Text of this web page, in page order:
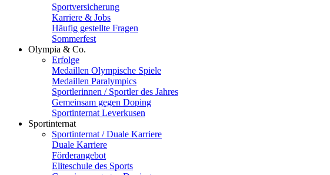
Sportversicherung
Karriere & Jobs
Häufig gestellte Fragen
Sommerfest
Olympia & Co.
Erfolge
Medaillen Olympische Spiele
Medaillen Paralympics
Sportlerinnen / Sportler des Jahres
Gemeinsam gegen Doping
Sportinternat Leverkusen
Sportinternat
Sportinternat / Duale Karriere
Duale Karriere
Förderangebot
Eliteschule des Sports